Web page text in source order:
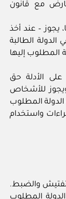
مع قانون
يجوز – عند أخذ
الطالبة
المطلوب إليها
الأدلة حق
للأشخاص
الدولة المطلوب
واستخدام
المطلوب